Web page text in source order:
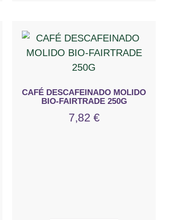
CAFÉ DESCAFEINADO MOLIDO
BIO-FAIRTRADE 250G
7,82 €